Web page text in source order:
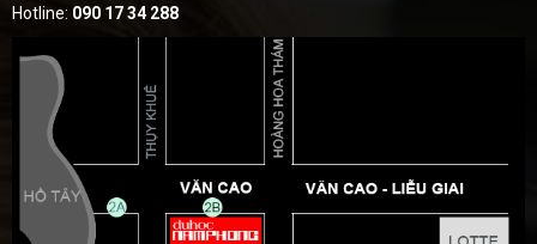
Hotline: 090 17 34 288